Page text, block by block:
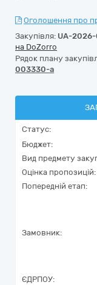
Оголошення про
Закупівля: UA-
на DoZorro
Рядок плану
003330-a
Статус:
Бюджет:
Вид предмету
Оцінка пропозицій:
Попередній етап:
Замовник:
ЄДРПОУ: